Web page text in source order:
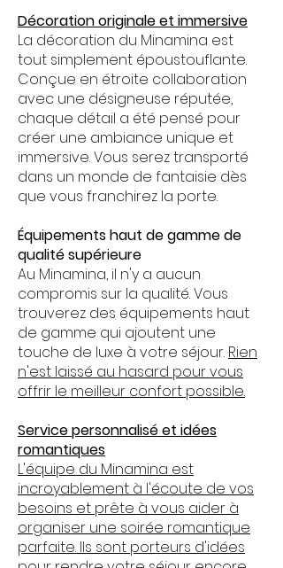
Décoration originale et immersive
La décoration du Minamina est
tout simplement époustouflante.
Conçue en étroite collaboration
avec une désigneuse réputée,
chaque détail a été pensé pour
créer une ambiance unique et
immersive. Vous serez transporté
dans un monde de fantaisie dès
que vous franchirez la porte.
Équipements haut de gamme de
qualité supérieure
Au Minamina, il n'y a aucun
compromis sur la qualité. Vous
trouverez des équipements haut
de gamme qui ajoutent une
touche de luxe à votre séjour. Rien
n'est laissé au hasard pour vous
offrir le meilleur confort possible.
Service personnalisé et idées
romantiques
L'équipe du Minamina est
incroyablement à l'écoute de vos
besoins et prête à vous aider à
organiser une soirée romantique
parfaite. Ils sont porteurs d'idées